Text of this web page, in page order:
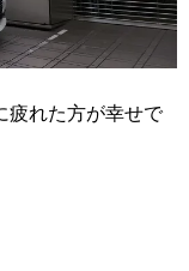
疲れた方が幸せで